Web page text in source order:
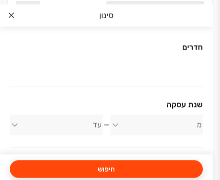
סינון
חדרים
שנת עסקה
חיפוש
אודות החברה
אשל הירדן